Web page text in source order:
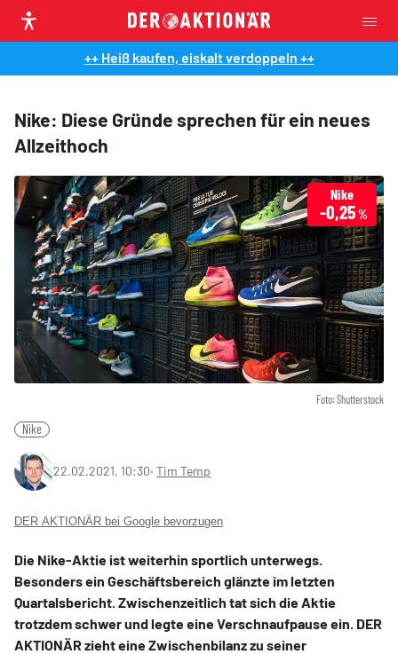
++ Heiß kaufen, eiskalt verdoppeln ++
Nike: Diese Gründe sprechen für ein neues
Allzeithoch
Foto: Shutterstock
Nike
-0,25%
Nike
22.02.2021, 10:30‧ Tim Temp
DER AKTIONÄR bei Google bevorzugen
Die Nike-Aktie ist weiterhin sportlich unterwegs.
Besonders ein Geschäftsbereich glänzte im letzten
Quartalsbericht. Zwischenzeitlich tat sich die Aktie
trotzdem schwer und legte eine Verschnaufpause ein. DER
AKTIONÄR zieht eine Zwischenbilanz zu seiner